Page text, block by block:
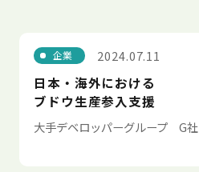
企業 2024.07.11
日本・海外における
ブドウ生産参入支援
大手デベロッパーグループ G社